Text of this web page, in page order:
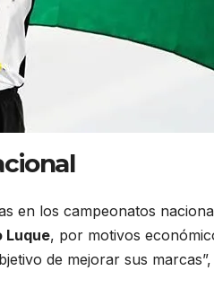
en los campeonatos
Luque, por motivos
de mejorar sus